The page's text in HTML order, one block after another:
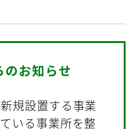
のお知らせ
規設置する事業
いる事業所を整